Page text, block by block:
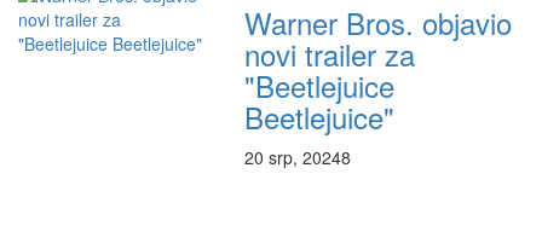
Warner Bros. objavio
novi trailer za
"Beetlejuice
Beetlejuice"
20 srp, 20248